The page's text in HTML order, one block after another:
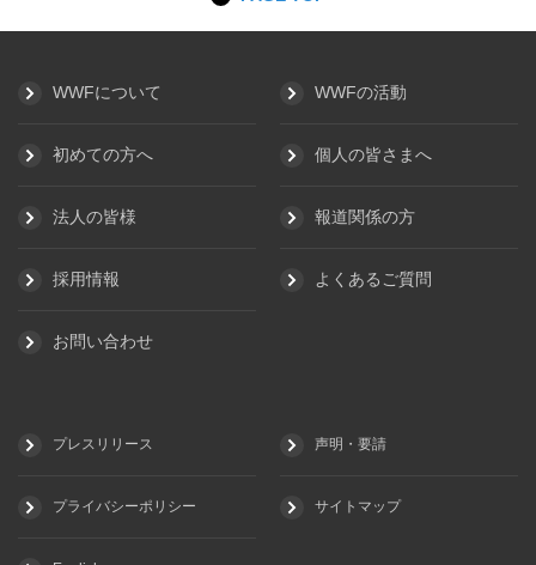
WWFについて WWFの活動
初めての方へ 個人の皆さまへ
法人の皆様 報道関係の方
採用情報 よくあるご質問
お問い合わせ
プレスリリース 声明・要請
プライバシーポリシー サイトマップ